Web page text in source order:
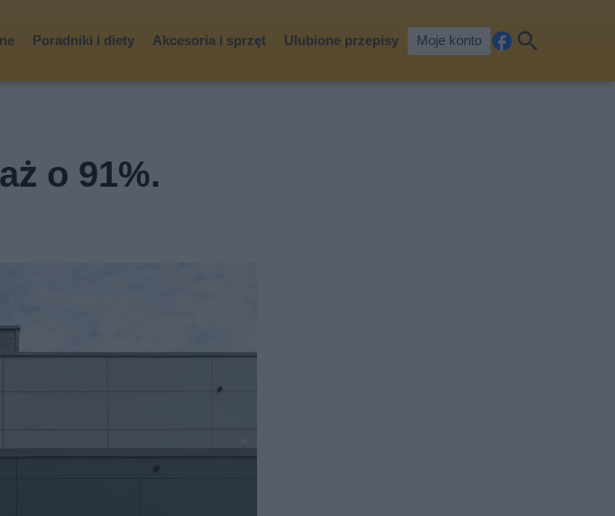
Poradniki i diety Akcesoria i sprzęt Ulubione przepisy Moje konto
cebkaj
o 91%.